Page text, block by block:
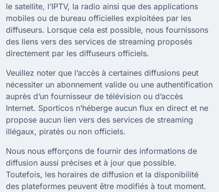
le satellite, l’IPTV, la radio ainsi que des applications
mobiles ou de bureau officielles exploitées par les
diffuseurs. Lorsque cela est possible, nous fournissons
des liens vers des services de streaming proposés
directement par les diffuseurs officiels.
Veuillez noter que l’accès à certaines diffusions peut
nécessiter un abonnement valide ou une authentification
auprès d’un fournisseur de télévision ou d’accès
Internet. Sporticos n’héberge aucun flux en direct et ne
propose aucun lien vers des services de streaming
illégaux, piratés ou non officiels.
Nous nous efforçons de fournir des informations de
diffusion aussi précises et à jour que possible.
Toutefois, les horaires de diffusion et la disponibilité
des plateformes peuvent être modifiés à tout moment.